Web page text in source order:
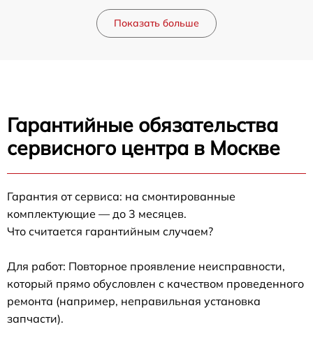
Показать больше
Гарантийные обязательства
сервисного центра в Москве
Гарантия от сервиса: на смонтированные
комплектующие — до 3 месяцев.
Что считается гарантийным случаем?
Для работ: Повторное проявление неисправности,
который прямо обусловлен с качеством проведенного
ремонта (например, неправильная установка
запчасти).